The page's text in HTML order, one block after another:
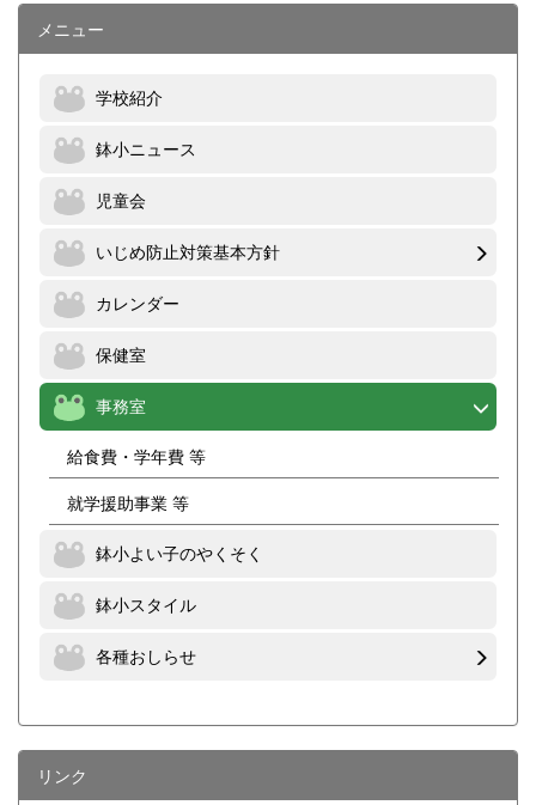
メニュー
学校紹介
鉢小ニュース
児童会
いじめ防止対策基本方針
カレンダー
保健室
事務室
給食費・学年費 等
就学援助事業 等
鉢小よい子のやくそく
鉢小スタイル
各種おしらせ
リンク